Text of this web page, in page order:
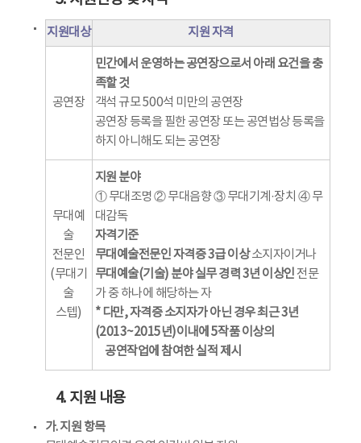
지원대상 지원 자격
공연장
민간에서 운영하는 공연장으로서 아래 요건을 충
족할 것
객석 규모 500석 미만의 공연장
공연장 등록을 필한 공연장 또는 공연법상 등록을
하지 아니해도 되는 공연장
무대예
술
전문인
(무대기
술
스텝)
지원 분야
① 무대조명 ② 무대음향 ③ 무대기계·장치 ④ 무
대감독
자격기준
무대예술전문인 자격증 3급 이상소지자이거나
무대예술(기술) 분야 실무 경력 3년 이상인 전문
가 중 하나에 해당하는 자
* 다만, 자격증 소지자가 아닌 경우 최근 3년
(2013~2015년)이내에 5작품 이상의
공연작업에 참여한 실적 제시
4. 지원 내용
가. 지원 항목